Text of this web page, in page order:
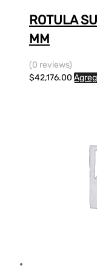
ROTULA
MM
(0 reviews)
$42,176.00